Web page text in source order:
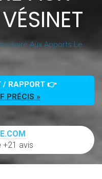
Aux Apports Le
/ RAPPORT 👉
PRÉCIS »
+21 avis